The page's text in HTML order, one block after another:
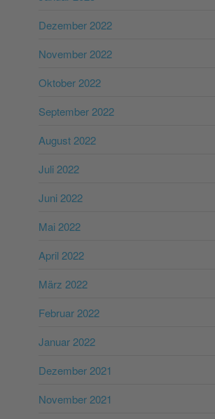
Dezember 2022
November 2022
Oktober 2022
September 2022
August 2022
Juli 2022
Juni 2022
Mai 2022
April 2022
März 2022
Februar 2022
Januar 2022
Dezember 2021
November 2021